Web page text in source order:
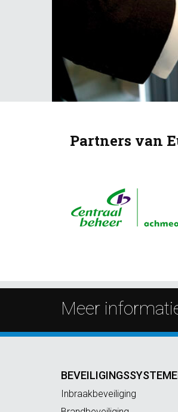
Partners van
Meer
Inbraakbeveiliging